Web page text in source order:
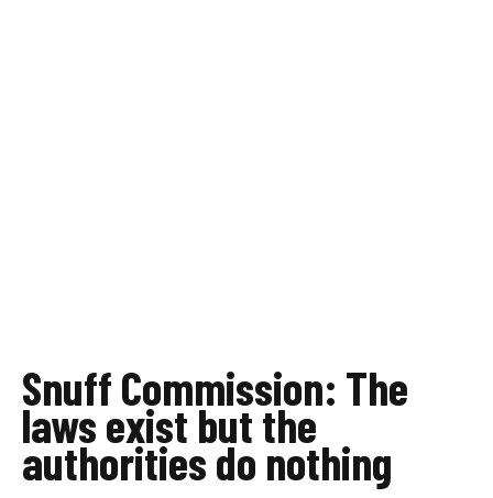
Snuff Commission: The
laws exist but the
authorities do nothing